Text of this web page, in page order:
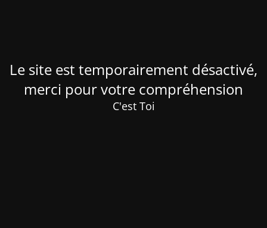
Le site est temporairement désactivé,
merci pour votre compréhension
C'est Toi